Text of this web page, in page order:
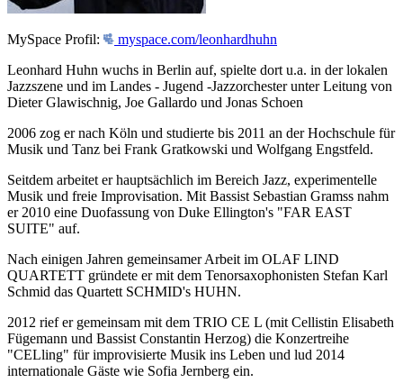
MySpace Profil:
myspace.com/leonhardhuhn
Leonhard Huhn wuchs in Berlin auf, spielte dort u.a. in der lokalen
Jazzszene und im Landes - Jugend -Jazzorchester unter Leitung von
Dieter Glawischnig, Joe Gallardo und Jonas Schoen
2006 zog er nach Köln und studierte bis 2011 an der Hochschule für
Musik und Tanz bei Frank Gratkowski und Wolfgang Engstfeld.
Seitdem arbeitet er hauptsächlich im Bereich Jazz, experimentelle
Musik und freie Improvisation. Mit Bassist Sebastian Gramss nahm
er 2010 eine Duofassung von Duke Ellington's "FAR EAST
SUITE" auf.
Nach einigen Jahren gemeinsamer Arbeit im OLAF LIND
QUARTETT gründete er mit dem Tenorsaxophonisten Stefan Karl
Schmid das Quartett SCHMID's HUHN.
2012 rief er gemeinsam mit dem TRIO CE L (mit Cellistin Elisabeth
Fügemann und Bassist Constantin Herzog) die Konzertreihe
"CELling" für improvisierte Musik ins Leben und lud 2014
internationale Gäste wie Sofia Jernberg ein.